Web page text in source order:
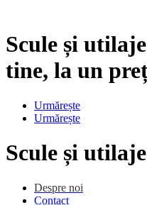
Scule și
tine, la un
Urmărește
Urmărește
Scule și utilaje
Despre noi
Contact